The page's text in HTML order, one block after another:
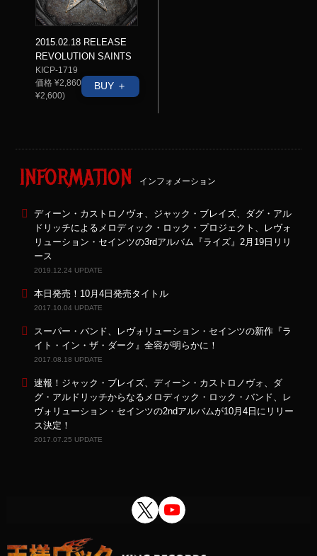
2015.02.18 RELEASE
REVOLUTION SAINTS
KICP-1719
価格 ¥2,860(税抜価格
¥2,600)
BUY ＋
INFORMATION インフォメーション
ディーン・カストロノヴォ、ジャック・ブレイズ、ダグ・アル
ドリッチによるメロディック・ロック・プロジェクト、レヴォ
リューション・セインツの3rdアルバム『ライズ』2月19日リリ
ース
2019.12.24 UPDATE
本日発売！10月4日発売タイトル
2017.10.04 UPDATE
スーパー・バンド、レヴォリューション・セインツの新作『ラ
イト・イン・ザ・ダーク』全容が明らかに！
2017.08.18 UPDATE
速報！ジャック・ブレイズ、ディーン・カストロノヴォ、ダ
グ・アルドリッチからなるメロディック・ロック・バンド、レ
ヴォリューション・セインツの2ndアルバムが10月4日にリリー
ス決定！
2017.07.25 UPDATE